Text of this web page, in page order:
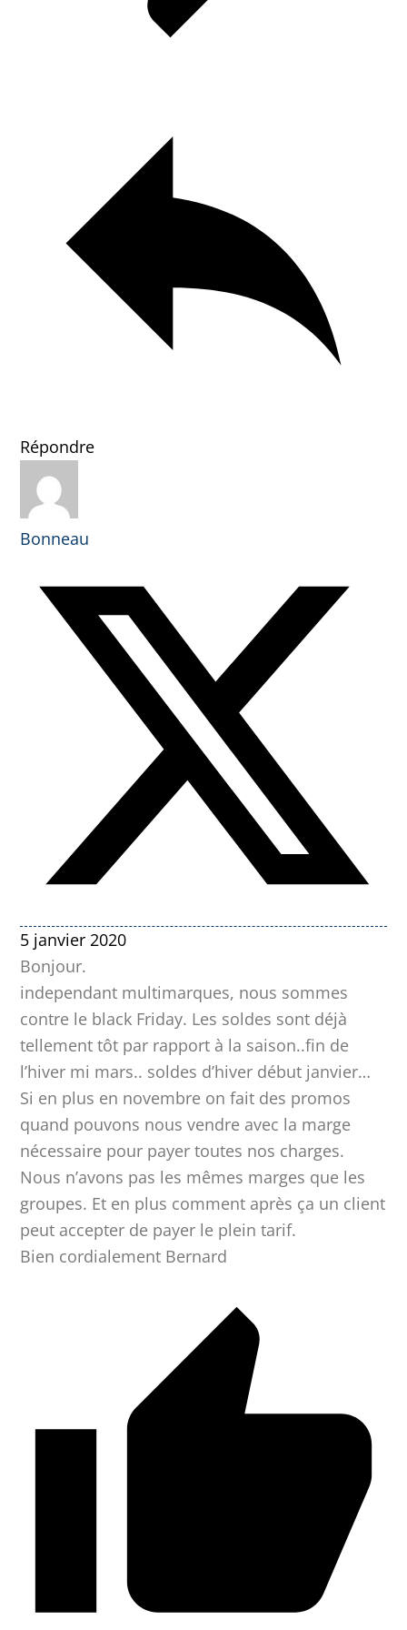
Répondre
Bonneau
5 janvier 2020
Bonjour.
independant multimarques, nous sommes
contre le black Friday. Les soldes sont déjà
tellement tôt par rapport à la saison..fin de
l’hiver mi mars.. soldes d’hiver début janvier…
Si en plus en novembre on fait des promos
quand pouvons nous vendre avec la marge
nécessaire pour payer toutes nos charges.
Nous n’avons pas les mêmes marges que les
groupes. Et en plus comment après ça un client
peut accepter de payer le plein tarif.
Bien cordialement Bernard